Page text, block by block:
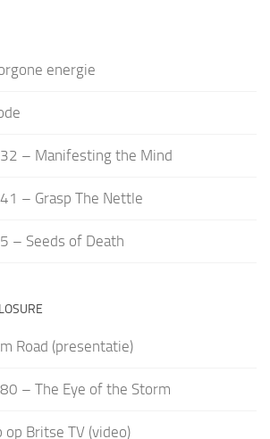
energie
– Manifesting the Mind
– Grasp The Nettle
– Seeds of Death
Road (presentatie)
– The Eye of the Storm
op Britse TV (video)